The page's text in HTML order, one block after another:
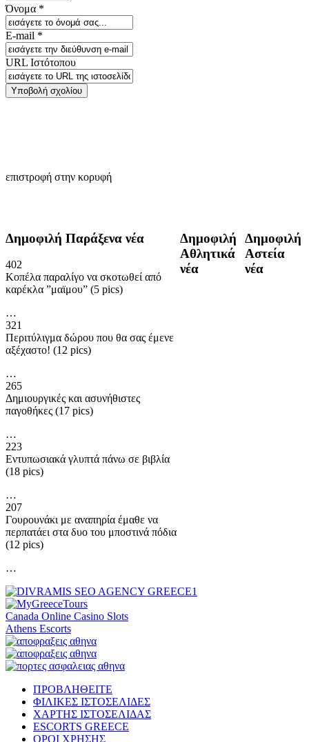
Όνομα *
E-mail *
URL Ιστότοπου
επιστροφή στην κορυφή
Δημοφιλή Παράξενα νέα
402
Κοπέλα παραλίγο να σκοτωθεί από
καρέκλα ”μαϊμου” (5 pics)
…
321
Περιτύλιγμα δώρου που θα σας έμενε
αξέχαστο! (12 pics)
…
265
Δημιουργικές και ασυνήθιστες
παγοθήκες (17 pics)
…
223
Εντυπωσιακά γλυπτά πάνω σε βιβλία
(18 pics)
…
207
Γουρουνάκι με αναπηρία έμαθε να
περπατάει στα δυο του μποστινά πόδια
(12 pics)
…
Δημοφιλή
Αθλητικά
νέα
Δημοφιλή
Αστεία
νέα
Canada Online Casino Slots
Athens Escorts
ΠΡΟΒΛΗΘΕΙΤΕ
ΦΙΛΙΚΕΣ ΙΣΤΟΣΕΛΙΔΕΣ
ΧΑΡΤΗΣ ΙΣΤΟΣΕΛΙΔΑΣ
ESCORTS GREECE
ΟΡΟΙ ΧΡΗΣΗΣ